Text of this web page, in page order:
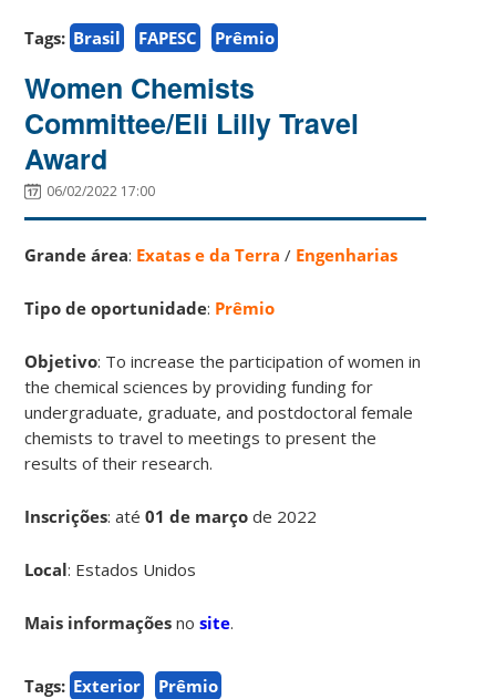
Tags: Brasil FAPESC Prêmio
Women Chemists
Committee/Eli Lilly Travel
Award
06/02/2022 17:00
Grande área: Exatas e da Terra / Engenharias
Tipo de oportunidade: Prêmio
Objetivo: To increase the participation of women in
the chemical sciences by providing funding for
undergraduate, graduate, and postdoctoral female
chemists to travel to meetings to present the
results of their research.
Inscrições: até01 de marçode 2022
Local: Estados Unidos
Mais informações nosite.
Tags: Exterior Prêmio